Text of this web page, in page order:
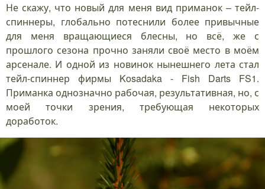
Не скажу, что новый для меня вид приманок – тейл-
спиннеры, глобально потеснили более привычные
для меня вращающиеся блесны, но всё, же с
прошлого сезона прочно заняли своё место в моём
арсенале. И одной из новинок нынешнего лета стал
тейл-спиннер фирмы Kosadaka - Fish Darts FS1.
Приманка однозначно рабочая, результативная, но, с
моей точки зрения, требующая некоторых
доработок.